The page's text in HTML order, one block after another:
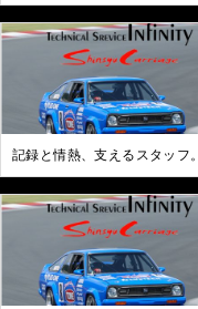
記録と情熱、支えるスタッフ。